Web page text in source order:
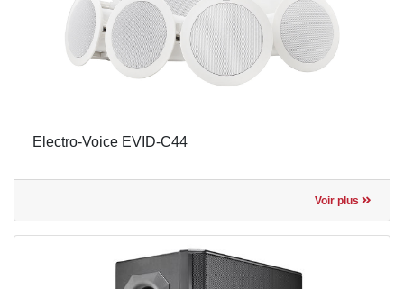
Electro-Voice EVID-C44
Voir plus